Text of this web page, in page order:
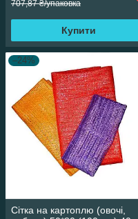
707,87 ₴/упаковка
Купити
–24%
Сітка на картоплю (овочі,